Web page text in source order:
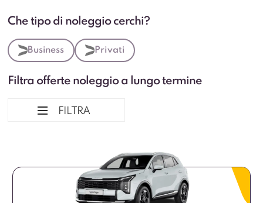
Che tipo di noleggio cerchi?
Business Privati
Filtra offerte noleggio a lungo termine
FILTRA
Tipologia veicolo